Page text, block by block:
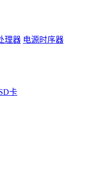
理器 电源时序器
卡